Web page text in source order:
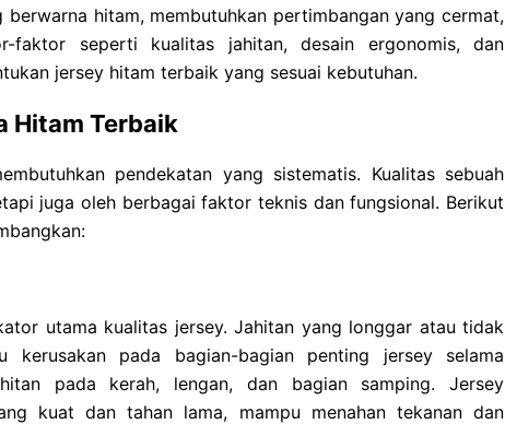
berwarna hitam, membutuhkan pertimbangan yang cermat,
faktor seperti kualitas jahitan, desain ergonomis, dan
jersey hitam terbaik yang sesuai kebutuhan.
Hitam Terbaik
pendekatan yang sistematis. Kualitas sebuah
juga oleh berbagai faktor teknis dan fungsional. Berikut
utama kualitas jersey. Jahitan yang longgar atau tidak
kerusakan pada bagian-bagian penting jersey selama
pada kerah, lengan, dan bagian samping. Jersey
kuat dan tahan lama, mampu menahan tekanan dan